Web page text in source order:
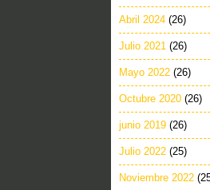
Abril 2024 (26)
Julio 2021 (26)
Mayo 2022 (26)
Octubre 2020 (26)
junio 2019 (26)
Julio 2022 (25)
Noviembre 2022